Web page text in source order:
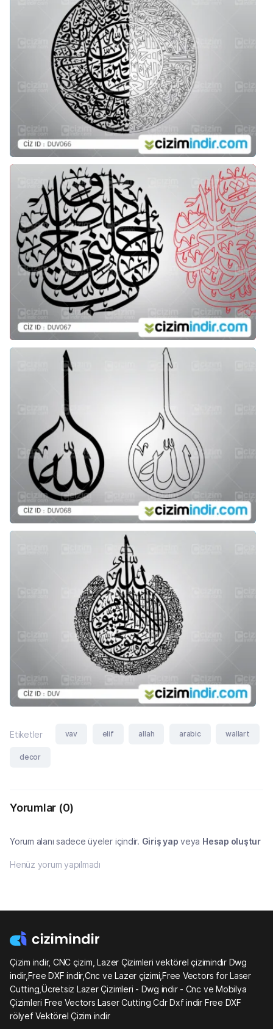
Etiketler vav elif allah arabic wallart
decor
Yorumlar (0)
Yorum alanı sadece üyeler içindir. Giriş yap veya Hesap oluştur
Henüz yorum yapılmadı
Çizim indir, CNC çizim, Lazer Çizimleri vektörel çizimindir Dwg
indir,Free DXF indir,Cnc ve Lazer çizimi,Free Vectors for Laser
Cutting,Ücretsiz Lazer Çizimleri - Dwg indir - Cnc ve Mobilya
Çizimleri Free Vectors Laser Cutting Cdr Dxf indir Free DXF
rölyef Vektörel Çizim indir